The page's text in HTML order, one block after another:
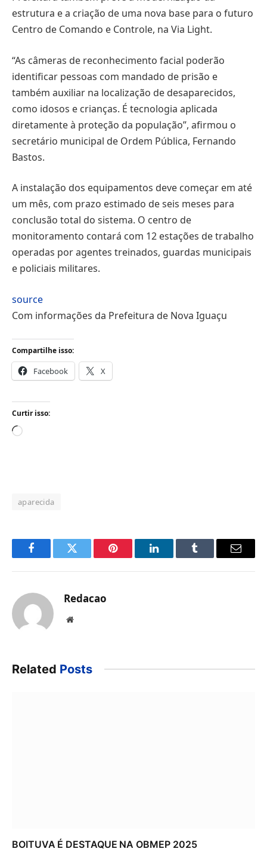
estrutura e a criação de uma nova base para o futuro
Centro de Comando e Controle, na Via Light.
“As câmeras de reconhecimento facial poderão
identificar pessoas com mandado de prisão e
também auxiliar na localização de desaparecidos,
como idosos e crianças. É tecnologia aplicada
diretamente à proteção da população”, afirmou o
secretário municipal de Ordem Pública, Fernando
Bastos.
A instalação dos equipamentos deve começar em até
um mês, com prazo estimado de seis meses para
conclusão total do sistema. O centro de
monitoramento contará com 12 estações de trabalho
operadas por agentes treinados, guardas municipais
e policiais militares.
source
Com informações da Prefeitura de Nova Iguaçu
Compartilhe isso:
Facebook X
Curtir isso:
Carregando...
aparecida
FacebookTwitter Pinterest LinkedInTumblr Email
Redacao
Website
Related Posts
BOITUVA É DESTAQUE NA OBMEP 2025